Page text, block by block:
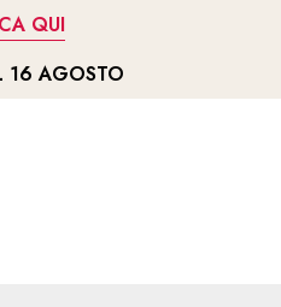
QUI
16 AGOSTO